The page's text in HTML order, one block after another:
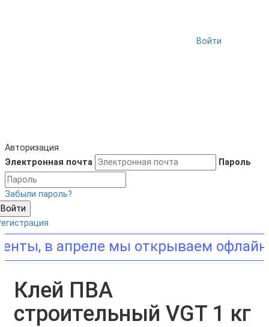
Войти
Авторизация
Электронная почта
Пароль
Забыли пароль?
Войти
открываем офлайн-студию
Клей ПВА
строительный VGT 1 кг